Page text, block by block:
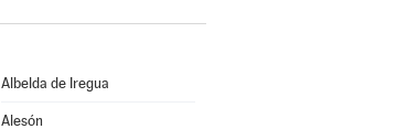
Albelda de Iregua
Alesón